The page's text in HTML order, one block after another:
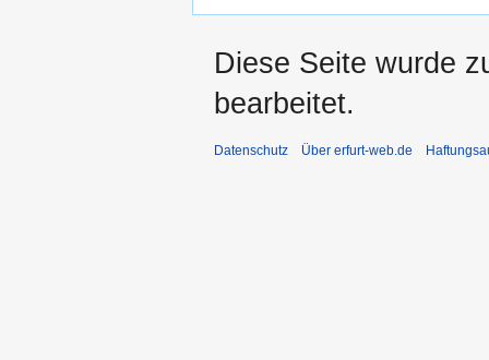
Diese Seite wurde
bearbeitet.
Datenschutz Über erfurt-web.de